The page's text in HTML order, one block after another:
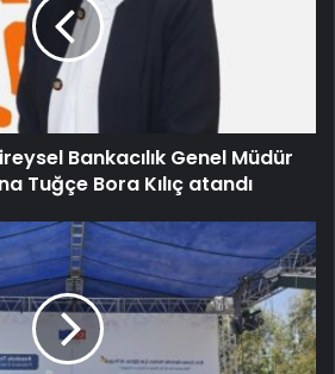
Bankacılık Genel Müdür
Tuğçe Bora Kılıç atandı